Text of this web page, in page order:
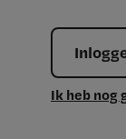
Ik heb nog